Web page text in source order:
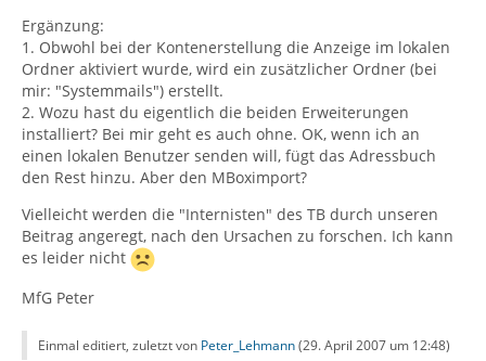
Ergänzung:
1. Obwohl bei der Kontenerstellung die Anzeige im lokalen
Ordner aktiviert wurde, wird ein zusätzlicher Ordner (bei
mir: "Systemmails") erstellt.
2. Wozu hast du eigentlich die beiden Erweiterungen
installiert? Bei mir geht es auch ohne. OK, wenn ich an
einen lokalen Benutzer senden will, fügt das Adressbuch
den Rest hinzu. Aber den MBoximport?
Vielleicht werden die "Internisten" des TB durch unseren
Beitrag angeregt, nach den Ursachen zu forschen. Ich kann
es leider nicht
MfG Peter
Einmal editiert, zuletzt von Peter_Lehmann(29. April 2007 um 12:48)